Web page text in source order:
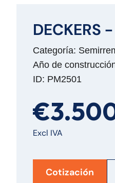
DECKERS
Categoría:
Año de
ID: PM2501
Excl IVA
Cotización